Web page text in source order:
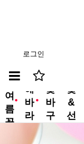
로그인
new
여
름
꽃
new
해
바
라
꽃
바
구
꽃
&
선